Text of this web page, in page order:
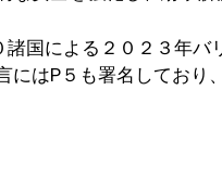
諸国による２０２３年
にはP５も署名しており